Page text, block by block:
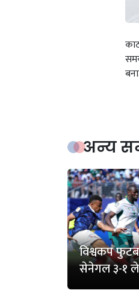
अन्य
विश्वकप
सेनेगल ३-१ ले